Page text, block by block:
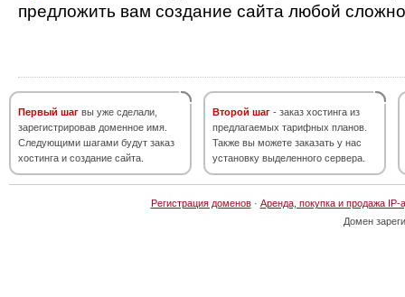
предложить вам создание сайта любой
Первый шаг вы уже сделали,
зарегистрировав доменное имя.
Следующими шагами будут заказ
хостинга и создание сайта.
Второй шаг - заказ хостинга из
предлагаемых тарифных планов.
Также вы можете заказать у нас
установку выделенного сервера.
Регистрация доменов· Аренда, покупка и продажа IP-
Домен